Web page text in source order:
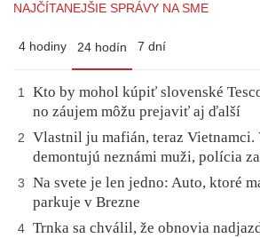
NAJČÍTANEJŠIE SPRÁVY NA SME
4 hodiny 24 hodín 7 dní
1
Kto by mohol kúpiť slovenské
no záujem môžu prejaviť aj ďalší
2
Vlastnil ju mafián, teraz Vietnamci.
demontujú neznámi muži, polícia
3
Na svete je len jedno: Auto, ktoré
parkuje v Brezne
4 Trnka sa chválil, že obnovia